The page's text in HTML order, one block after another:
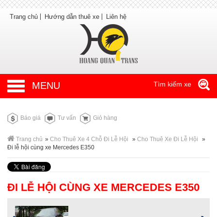
Trang chủ Hướng dẫn thuê xe Liên hệ
MENU Tìm kiếm xe
Báo giá Tư vấn Giỏ hàng
Trang chủ » Cho Thuê Xe 4 Chỗ Đi Lễ Hội » Cho Thuê Xe Đi Lễ Hội
»
Đi lễ hội cùng xe Mercedes E350
ĐI LỄ HỘI CÙNG XE MERCEDES E350